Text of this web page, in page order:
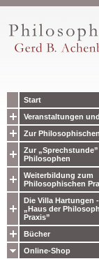
Start
Veranstaltungen
Zur
Zur
Philosophen
Weiterbildung zum
Philosophischen
Die Villa Hartungen
„Haus der
Praxis”
Bücher
Online-Shop